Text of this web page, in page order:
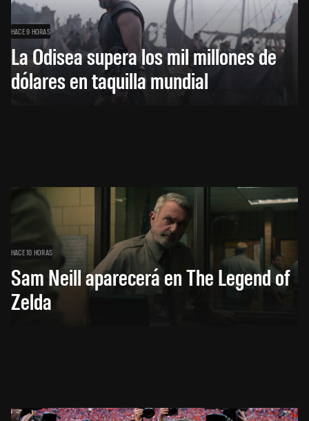
HACE 9 HORAS
La Odisea supera los mil millones de
dólares en taquilla mundial
HACE 10 HORAS
Sam Neill aparecerá en The Legend of
Zelda